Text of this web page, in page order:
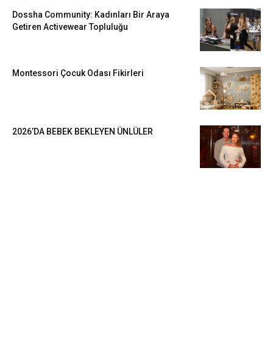
Dossha Community: Kadınları Bir Araya
Getiren Activewear Topluluğu
Montessori Çocuk Odası Fikirleri
2026’DA BEBEK BEKLEYEN ÜNLÜLER